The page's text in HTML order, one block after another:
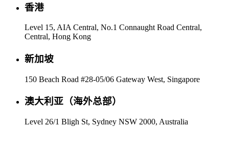
香港
Level 15, AIA Central, No.1 Connaught Road Central,
Central, Hong Kong
新加坡
150 Beach Road #28-05/06 Gateway West, Singapore
澳大利亚（海外总部）
Level 26/1 Bligh St, Sydney NSW 2000, Australia